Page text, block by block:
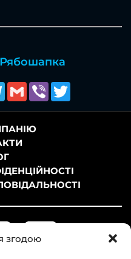
згодою
Telegram
GmailViber